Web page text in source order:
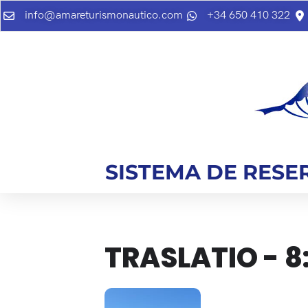
info@amareturismonautico.com +34 650 410 322
SISTEMA DE
TRASLATIO -